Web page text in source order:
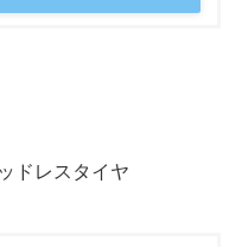
ドレスタイヤ